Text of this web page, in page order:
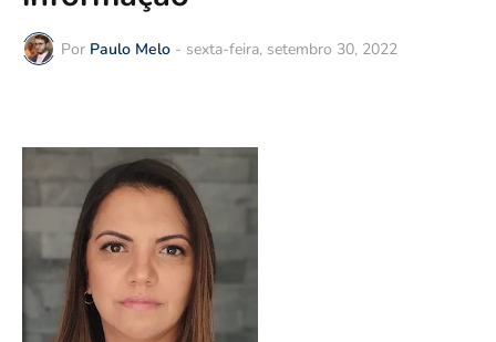
Por Paulo Melo - sexta-feira, setembro 30, 2022